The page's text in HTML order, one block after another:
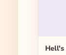
Hell's